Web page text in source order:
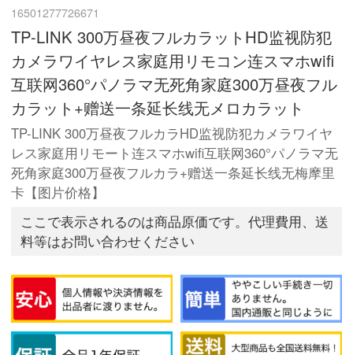
16501277726671
TP-LINK 300万昼夜フルカラットHD监视防犯
カメラワイヤレス家庭用リモコン连スマホwifi
互联网360°パノラマ无死角家庭300万昼夜フル
カラット+赠送一条延长线无メロカラット
TP-LINK 300万昼夜フルカラHD监视防犯カメラワイヤ
レス家庭用リモート连スマホwifi互联网360°パノラマ无
死角家庭300万昼夜フルカラ+赠送一条延长线无梅摩里
卡【图片价格】
ここで表示されるのは商品原価です。代理費用、送
料等はお問い合わせください